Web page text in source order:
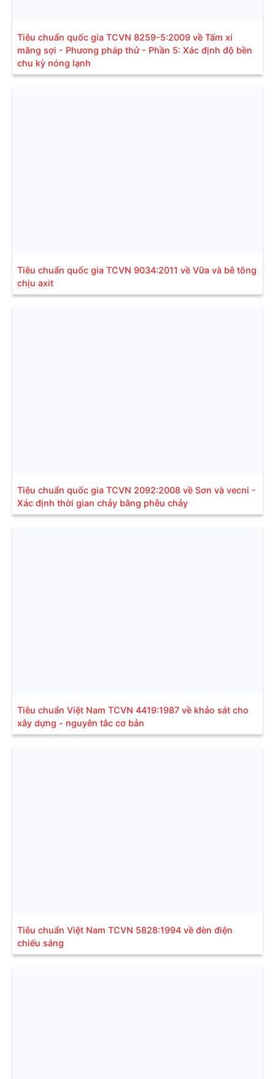
Tiêu chuẩn quốc gia TCVN 8259-5:2009 về Tấm xi
măng sợi - Phương pháp thử - Phần 5: Xác định độ bền
chu kỳ nóng lạnh
Tiêu chuẩn quốc gia TCVN 9034:2011 về Vữa và bê tông
chịu axit
Tiêu chuẩn quốc gia TCVN 2092:2008 về Sơn và vecni -
Xác định thời gian chảy bằng phễu chảy
Tiêu chuẩn Việt Nam TCVN 4419:1987 về khảo sát cho
xây dựng - nguyên tắc cơ bản
Tiêu chuẩn Việt Nam TCVN 5828:1994 về đèn điện
chiếu sáng